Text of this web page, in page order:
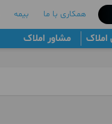
همکاری با ما بیمه
املاک مشاور املاک